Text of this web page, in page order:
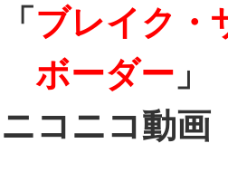
「ブレイク・
ボーダー 」
ニコニコ動画